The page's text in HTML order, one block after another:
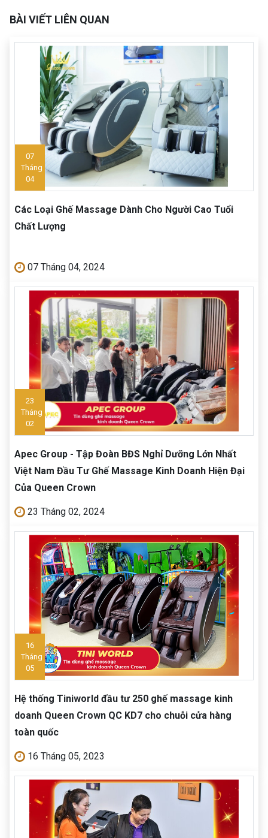
BÀI VIẾT LIÊN QUAN
07
Tháng
04
Các Loại Ghế Massage Dành Cho Người Cao Tuổi
Chất Lượng
07 Tháng 04, 2024
23
Tháng
02
Apec Group - Tập Đoàn BĐS Nghỉ Dưỡng Lớn Nhất
Việt Nam Đầu Tư Ghế Massage Kinh Doanh Hiện Đại
Của Queen Crown
23 Tháng 02, 2024
16
Tháng
05
Hệ thống Tiniworld đầu tư 250 ghế massage kinh
doanh Queen Crown QC KD7 cho chuỗi cửa hàng
toàn quốc
16 Tháng 05, 2023